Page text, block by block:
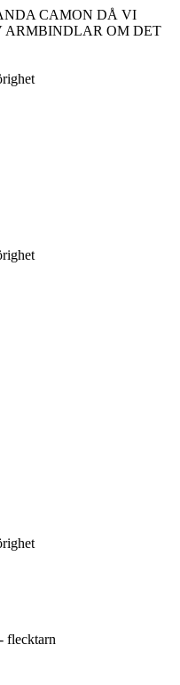
CAMON DÅ VI
ARMBINDLAR OM DET
flecktarn